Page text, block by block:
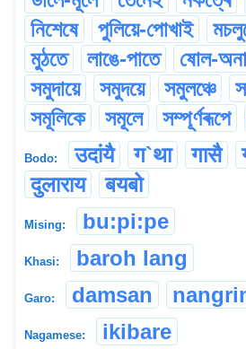
নিশেষে
পুলিয়ে-পোখাই
মুঠতে
লাঙে-পাতে ষোল-অনা
সমুদায়ে
সমুদয়ে সমুলঞ্চে
সমূলিকে
সমূলে সম্পূৰ্ণৰূপে
Bodo: उदांयै ग`था गासै
दुलाराय
बयबो
Mising: bu:pi:pe
Khasi: baroh lang
Garo: damsan
Nagamese: ikibare